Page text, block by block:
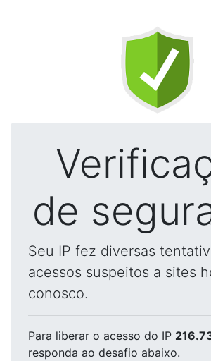
de
Seu IP fez diversas
acessos suspeitos a sites
conosco.
Para liberar o acesso do IP
responda ao desafio abaixo.